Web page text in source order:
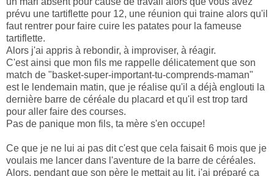
prévu une tartiflette pour 12, une réunion qui traine alors qu'il
faut rentrer pour faire cuire les patates pour la fameuse
tartiflette.
Alors j'ai appris à rebondir, à improviser, à réagir.
C'est ainsi que mon fils me rappelle délicatement que son
match de "basket-super-important-tu-comprends-maman"
est le lendemain matin, que je réalise qu'il a déjà englouti la
dernière barre de céréale du placard et qu'il est trop tard
pour aller faire des courses.
Pas de panique mon fils, ta mère s'en occupe!
Ce que je ne lui ai pas dit c'est que cela faisait 6 mois que je
voulais me lancer dans l'aventure de la barre de céréales.
Alors, pendant que son père le mettait au lit, j'ai préparé ça